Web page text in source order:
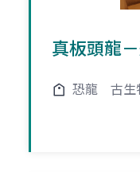
真板頭龍
恐龍 古生